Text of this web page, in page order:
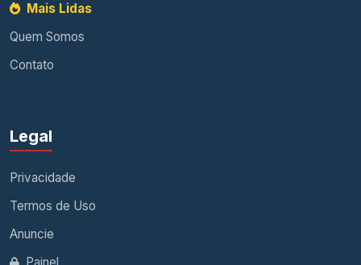
Mais Lidas
Quem Somos
Contato
Legal
Privacidade
Termos de Uso
Anuncie